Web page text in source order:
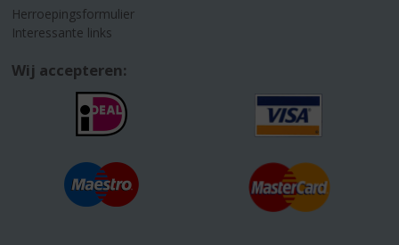
Herroepingsformulier
Interessante links
Wij accepteren: